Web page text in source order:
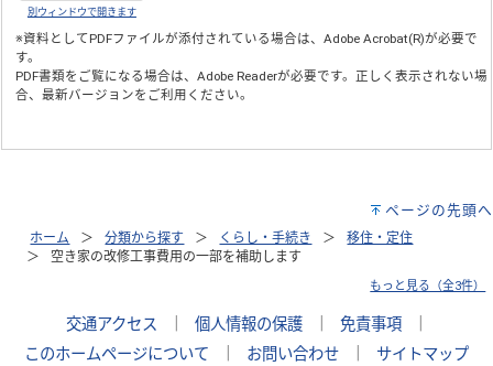
別ウィンドウで開きます
※資料としてPDFファイルが添付されている場合は、Adobe Acrobat(R)が必要で
す。
PDF書類をご覧になる場合は、Adobe Readerが必要です。正しく表示されない場
合、最新バージョンをご利用ください。
ページの先頭へ
ホーム 分類から探す くらし・手続き
移住・定住
空き家の改修工事費用の一部を補助します
もっと見る（全3件）
交通アクセス 個人情報の保護 免責事項
このホームページについて
お問い合わせ サイトマップ